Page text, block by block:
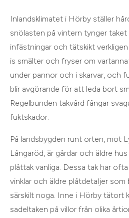
Inlandsklimatet i Hörby ställer
snölasten på vintern tynger
infästningar och tätskikt
is smälter och fryser om
under pannor och i skarvar, och
blir avgörande för att leda bort
Regelbunden takvård fångar
fuktskador.
På landsbygden runt orten, mot
Långaröd, är gårdar och äldre
plåttak vanliga. Dessa tak har
vinklar och äldre plåtdetaljer
särskilt noga. Inne i Hörby tätort
sadeltaken på villor från olika